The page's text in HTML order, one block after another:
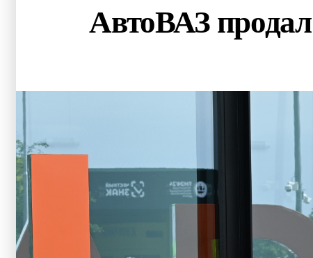
АвтоВАЗ